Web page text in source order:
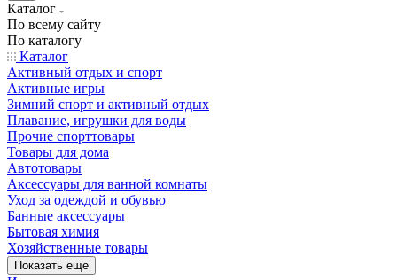
Каталог
По всему сайту
По каталогу
Каталог
Активный отдых и спорт
Активные игры
Зимний спорт и активный отдых
Плавание, игрушки для воды
Прочие спорттовары
Товары для дома
Автотовары
Аксессуары для ванной комнаты
Уход за одеждой и обувью
Банные аксессуары
Бытовая химия
Хозяйственные товары
Показать еще